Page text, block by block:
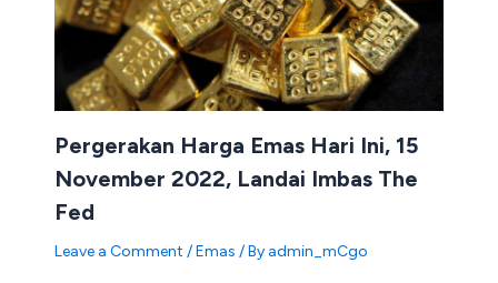
Pergerakan Harga Emas Hari Ini, 15
November 2022, Landai Imbas The
Fed
Leave a Comment /Emas / By admin_mCgo